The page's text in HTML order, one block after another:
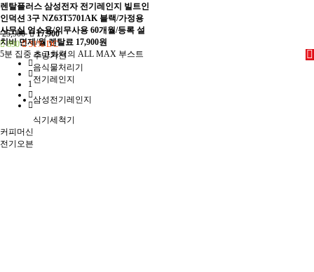
렌탈플러스 삼성전자 전기레인지 빌트인
인덕션 3구 NZ63T5701AK 블랙/가정용
사무실 업소용/의무사용 60개월/등록 설
치비 면제/월 렌탈료 17,900원
5분 집중 초고화력의 ALL MAX 부스트
25,900
17,900
890 31% DC
1
주방가전
음식물처리기
전기레인지
삼성전기레인지
식기세척기
커피머신
전기오븐